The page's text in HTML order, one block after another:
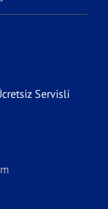
Servisli